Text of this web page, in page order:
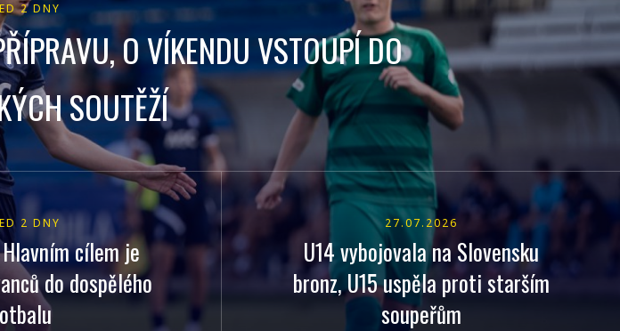
2 DNY
O VÍKENDU VSTOUPÍ DO
SOUTĚŽÍ
2 DNY
cílem je
do dospělého
27.07.2026
U14 vybojovala na Slovensku
bronz, U15 uspěla proti starším
soupeřům